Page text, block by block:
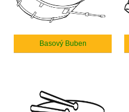
Basový Buben